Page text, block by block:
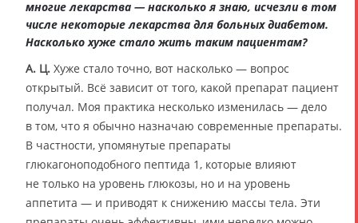
многие лекарства — насколько я знаю, исчезли в том
числе некоторые лекарства для больных диабетом.
Насколько хуже стало жить таким пациентам?
А. Ц. Хуже стало точно, вот насколько — вопрос
открытый. Всё зависит от того, какой препарат пациент
получал. Моя практика несколько изменилась — дело
в том, что я обычно назначаю современные препараты.
В частности, упомянутые препараты
глюкагоноподобного пептида 1, которые влияют
не только на уровень глюкозы, но и на уровень
аппетита — и приводят к снижению массы тела. Эти